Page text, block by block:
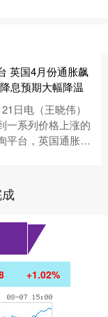
英国4月份通胀飙
息预期大幅降温
日电（王晓伟）
一系列价格上涨的
平台，英国通胀率
+1.02%